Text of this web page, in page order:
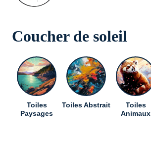
Coucher de soleil
Toiles
Paysages
Toiles Abstrait
Toiles
Animaux